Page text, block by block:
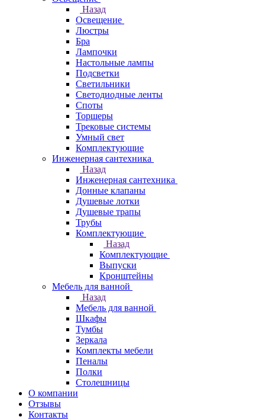
Назад
Освещение
Люстры
Бра
Лампочки
Настольные лампы
Подсветки
Светильники
Светодиодные ленты
Споты
Торшеры
Трековые системы
Умный свет
Комплектующие
Инженерная сантехника
Назад
Инженерная сантехника
Донные клапаны
Душевые лотки
Душевые трапы
Трубы
Комплектующие
Назад
Комплектующие
Выпуски
Кронштейны
Мебель для ванной
Назад
Мебель для ванной
Шкафы
Тумбы
Зеркала
Комплекты мебели
Пеналы
Полки
Столешницы
О компании
Отзывы
Контакты